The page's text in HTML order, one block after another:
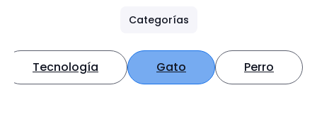
Categorías
Tecnología Gato Perro